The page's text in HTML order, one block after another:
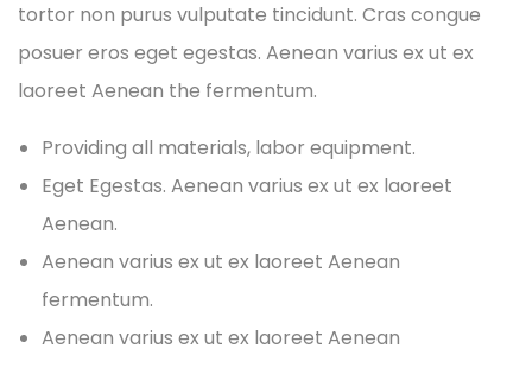
tortor non purus vulputate tincidunt. Cras congue
posuer eros eget egestas. Aenean varius ex ut ex
laoreet Aenean the fermentum.
Providing all materials, labor equipment.
Eget Egestas. Aenean varius ex ut ex laoreet
Aenean.
Aenean varius ex ut ex laoreet Aenean
fermentum.
Aenean varius ex ut ex laoreet Aenean